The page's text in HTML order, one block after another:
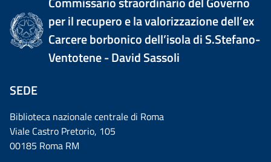
per il recupero e la valorizzazione dell’ex
Carcere borbonico dell’isola di S.Stefano-
Ventotene - David Sassoli
SEDE
Biblioteca nazionale centrale di Roma
Viale Castro Pretorio, 105
00185 Roma RM